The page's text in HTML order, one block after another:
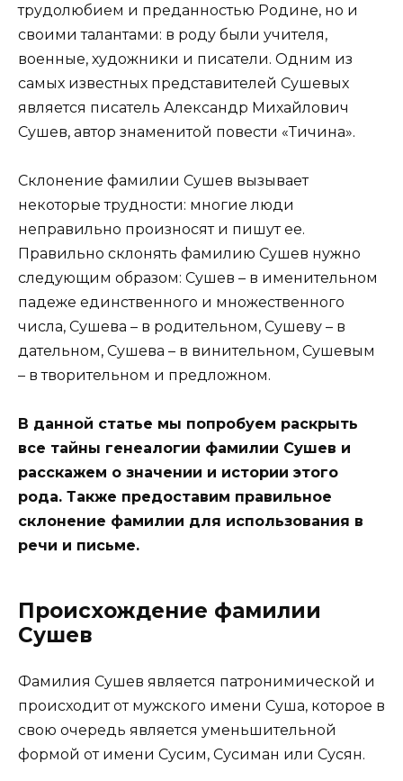
трудолюбием и преданностью Родине, но и
своими талантами: в роду были учителя,
военные, художники и писатели. Одним из
самых известных представителей Сушевых
является писатель Александр Михайлович
Сушев, автор знаменитой повести «Тичина».
Склонение фамилии Сушев вызывает
некоторые трудности: многие люди
неправильно произносят и пишут ее.
Правильно склонять фамилию Сушев нужно
следующим образом: Сушев – в именительном
падеже единственного и множественного
числа, Сушева – в родительном, Сушеву – в
дательном, Сушева – в винительном, Сушевым
– в творительном и предложном.
В данной статье мы попробуем раскрыть
все тайны генеалогии фамилии Сушев и
расскажем о значении и истории этого
рода. Также предоставим правильное
склонение фамилии для использования в
речи и письме.
Происхождение фамилии
Сушев
Фамилия Сушев является патронимической и
происходит от мужского имени Суша, которое в
свою очередь является уменьшительной
формой от имени Сусим, Сусиман или Сусян.